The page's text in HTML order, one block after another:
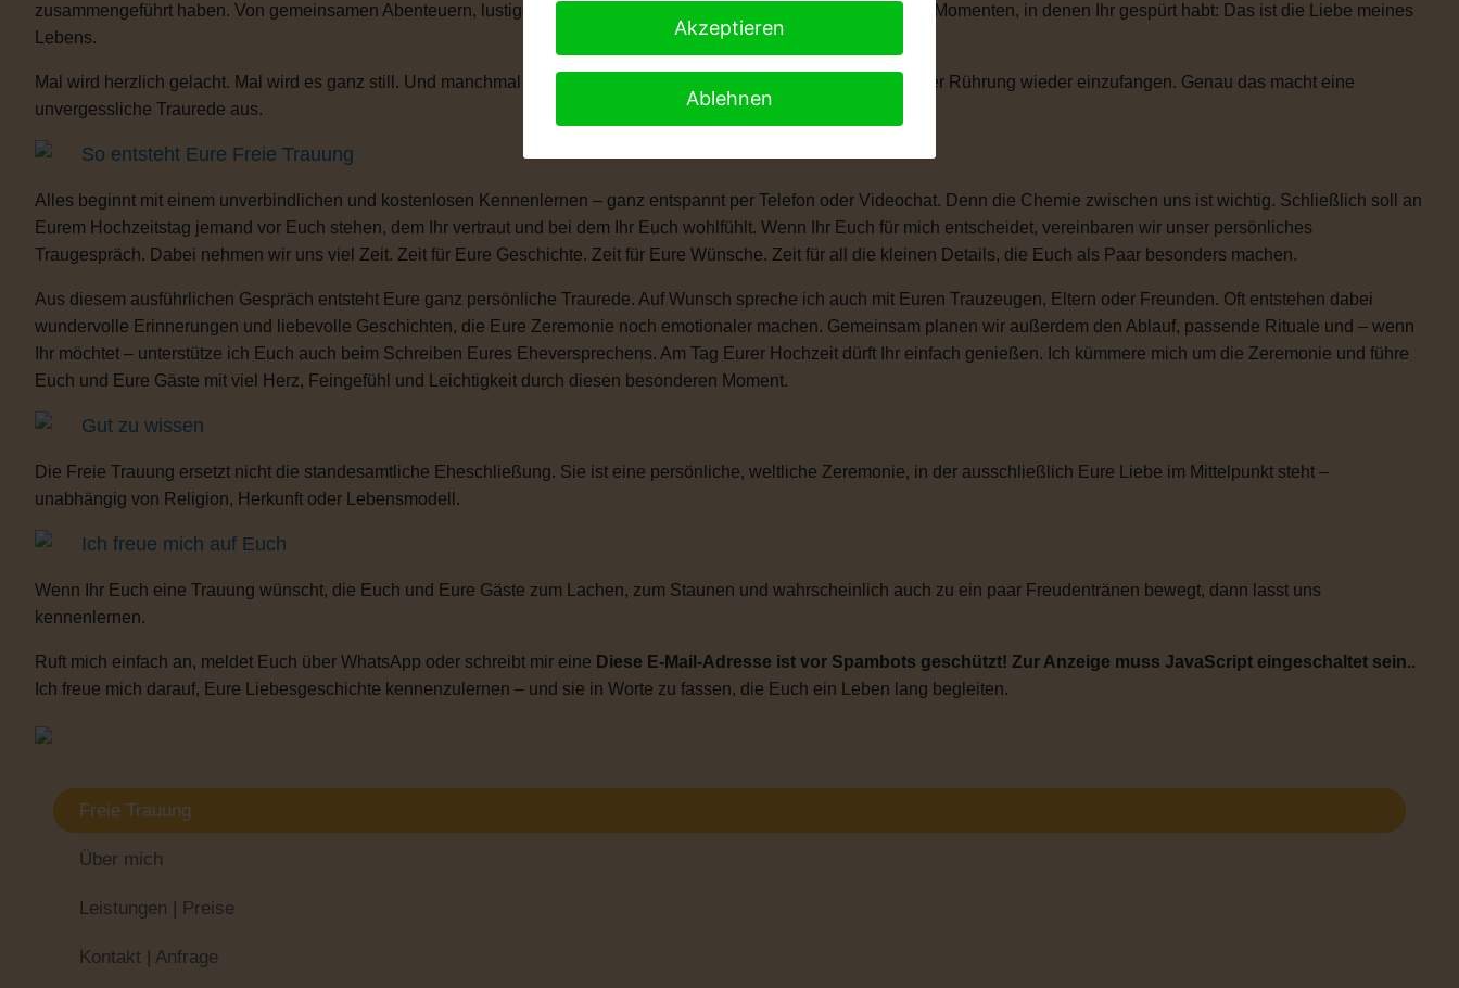
Freie Trauung
Über mich
Leistungen | Preise
Kontakt | Anfrage
zusammengeführt haben. Von gemeinsamen Abenteuern, lustigen Anekdoten, besonderen Erinnerungen und all den Momenten, in denen Ihr gespürt habt: Das ist die Liebe meines
Lebens.
Mal wird herzlich gelacht. Mal wird es ganz still. Und manchmal braucht man einen kleinen Moment, um die Tränen der Rührung wieder einzufangen. Genau das macht eine
unvergessliche Traurede aus.
So entsteht Eure Freie Trauung
Alles beginnt mit einem unverbindlichen und kostenlosen Kennenlernen – ganz entspannt per Telefon oder Videochat. Denn die Chemie zwischen uns ist wichtig. Schließlich soll an
Eurem Hochzeitstag jemand vor Euch stehen, dem Ihr vertraut und bei dem Ihr Euch wohlfühlt. Wenn Ihr Euch für mich entscheidet, vereinbaren wir unser persönliches
Traugespräch. Dabei nehmen wir uns viel Zeit. Zeit für Eure Geschichte. Zeit für Eure Wünsche. Zeit für all die kleinen Details, die Euch als Paar besonders machen.
Aus diesem ausführlichen Gespräch entsteht Eure ganz persönliche Traurede. Auf Wunsch spreche ich auch mit Euren Trauzeugen, Eltern oder Freunden. Oft entstehen dabei
wundervolle Erinnerungen und liebevolle Geschichten, die Eure Zeremonie noch emotionaler machen. Gemeinsam planen wir außerdem den Ablauf, passende Rituale und – wenn
Ihr möchtet – unterstütze ich Euch auch beim Schreiben Eures Eheversprechens. Am Tag Eurer Hochzeit dürft Ihr einfach genießen. Ich kümmere mich um die Zeremonie und führe
Euch und Eure Gäste mit viel Herz, Feingefühl und Leichtigkeit durch diesen besonderen Moment.
Gut zu wissen
Die Freie Trauung ersetzt nicht die standesamtliche Eheschließung. Sie ist eine persönliche, weltliche Zeremonie, in der ausschließlich Eure Liebe im Mittelpunkt steht –
unabhängig von Religion, Herkunft oder Lebensmodell.
Ich freue mich auf Euch
Wenn Ihr Euch eine Trauung wünscht, die Euch und Eure Gäste zum Lachen, zum Staunen und wahrscheinlich auch zu ein paar Freudentränen bewegt, dann lasst uns
kennenlernen.
Ruft mich einfach an, meldet Euch über WhatsApp oder schreibt mir eine Diese E-Mail-Adresse ist vor Spambots geschützt! Zur Anzeige muss JavaScript eingeschaltet sein..
Ich freue mich darauf, Eure Liebesgeschichte kennenzulernen – und sie in Worte zu fassen, die Euch ein Leben lang begleiten.
Akzeptieren
Ablehnen